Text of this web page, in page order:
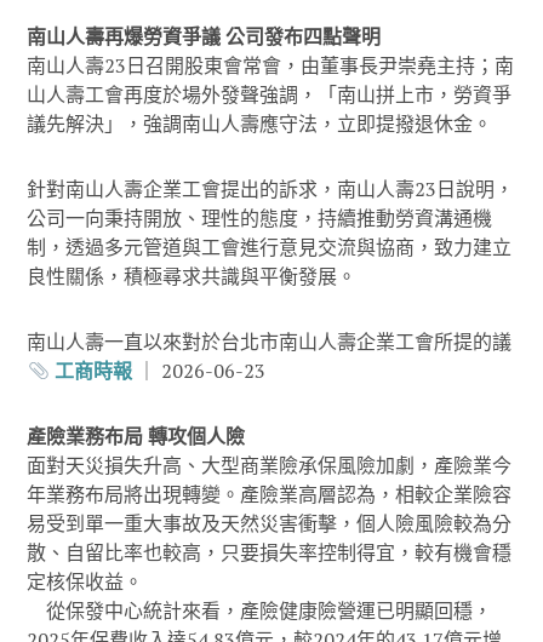
南山人壽再爆勞資爭議 公司發布四點聲明
南山人壽23日召開股東會常會，由董事長尹崇堯主持；南
山人壽工會再度於場外發聲強調，「南山拼上市，勞資爭
議先解決」，強調南山人壽應守法，立即提撥退休金。
針對南山人壽企業工會提出的訴求，南山人壽23日說明，
公司一向秉持開放、理性的態度，持續推動勞資溝通機
制，透過多元管道與工會進行意見交流與協商，致力建立
良性關係，積極尋求共識與平衡發展。
南山人壽一直以來對於台北市南山人壽企業工會所提的議
工商時報｜ 2026-06-23
產險業務布局 轉攻個人險
面對天災損失升高、大型商業險承保風險加劇，產險業今
年業務布局將出現轉變。產險業高層認為，相較企業險容
易受到單一重大事故及天然災害衝擊，個人險風險較為分
散、自留比率也較高，只要損失率控制得宜，較有機會穩
定核保收益。
從保發中心統計來看，產險健康險營運已明顯回穩，